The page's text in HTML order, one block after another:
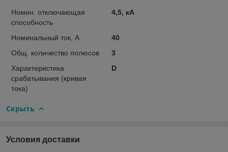
Номин. отключающая
способность
4,5, кА
Номинальный ток, А
40
Общ. количество полюсов
3
Характеристика
срабатывания (кривая
тока)
D
Скрыть
Условия доставки